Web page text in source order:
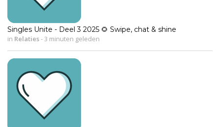
Singles Unite - Deel 3 2025 🌻 Swipe, chat & shine
in Relaties- 3 minuten geleden